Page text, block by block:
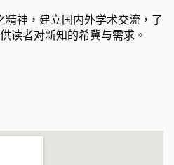
精神，建立国内外学术交流，了
读者对新知的希冀与需求。